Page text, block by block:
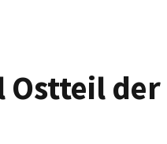
Ostteil der